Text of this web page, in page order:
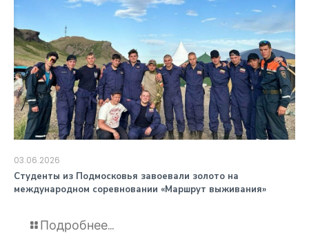
03.06.2026
️Студенты из Подмосковья завоевали золото на
международном соревновании «Маршрут выживания»
Подробнее...